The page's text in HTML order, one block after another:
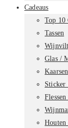
Cadeaus
Top 10
Tassen
Glas /
Kaarsen
Sticker
Houten